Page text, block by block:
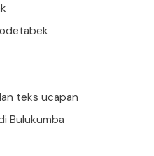
teks ucapan
Bulukumba